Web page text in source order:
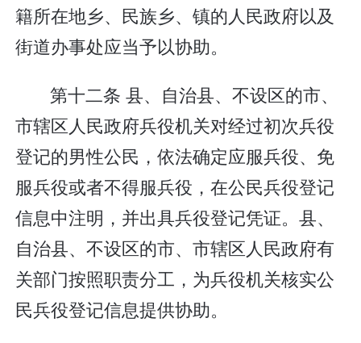
籍所在地乡、民族乡、镇的人民政府以及
街道办事处应当予以协助。
第十二条 县、自治县、不设区的市、
市辖区人民政府兵役机关对经过初次兵役
登记的男性公民，依法确定应服兵役、免
服兵役或者不得服兵役，在公民兵役登记
信息中注明，并出具兵役登记凭证。县、
自治县、不设区的市、市辖区人民政府有
关部门按照职责分工，为兵役机关核实公
民兵役登记信息提供协助。